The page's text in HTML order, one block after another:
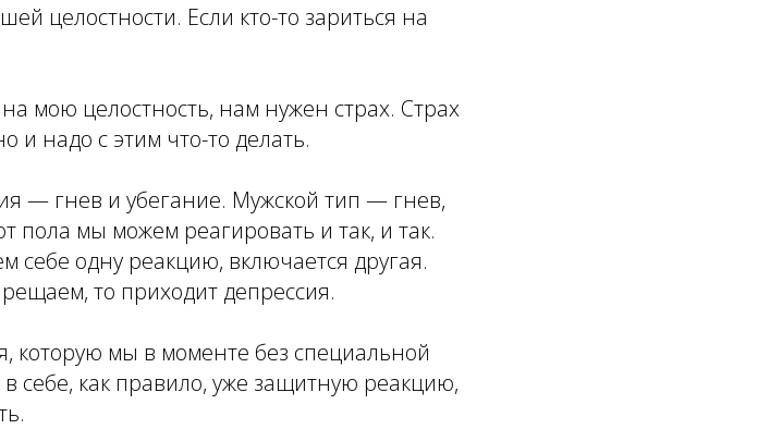
целостности. Если кто-то зариться на
мою целостность, нам нужен страх. Страх
и надо с этим что-то делать.
— гнев и убегание. Мужской тип — гнев,
пола мы можем реагировать и так, и так.
одну реакцию, включается другая.
то приходит депрессия.
которую мы в моменте без специальной
себе, как правило, уже защитную реакцию,